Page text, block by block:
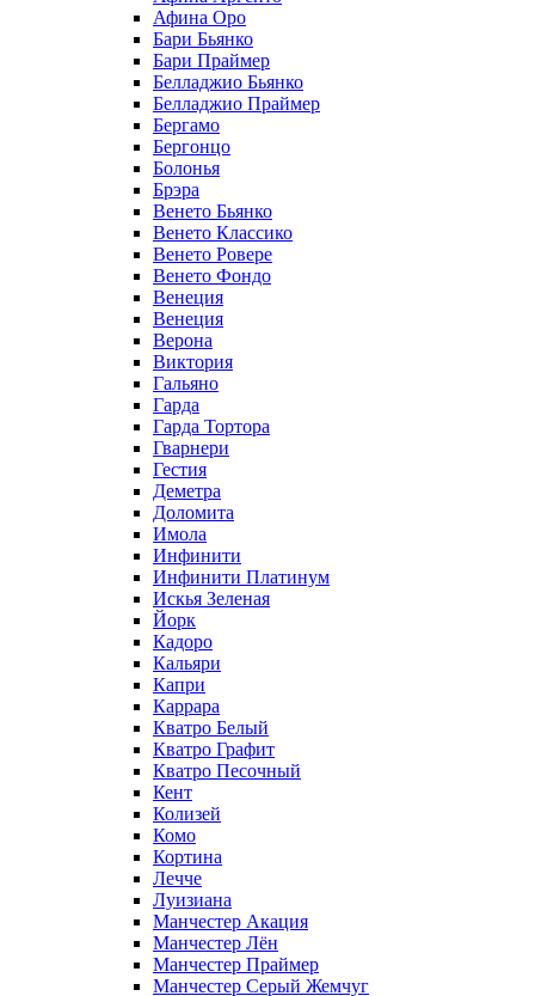
Афина Оро
Бари Бьянко
Бари Праймер
Белладжио Бьянко
Белладжио Праймер
Бергамо
Бергонцо
Болонья
Брэра
Венето Бьянко
Венето Классико
Венето Ровере
Венето Фондо
Венеция
Венеция
Верона
Виктория
Гальяно
Гарда
Гарда Тортора
Гварнери
Гестия
Деметра
Доломита
Имола
Инфинити
Инфинити Платинум
Искья Зеленая
Йорк
Кадоро
Кальяри
Капри
Каррара
Кватро Белый
Кватро Графит
Кватро Песочный
Кент
Колизей
Комо
Кортина
Лечче
Луизиана
Манчестер Акация
Манчестер Лён
Манчестер Праймер
Манчестер Серый Жемчуг